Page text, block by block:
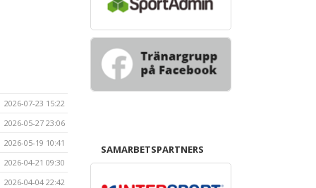
2026-07-23 15:22
2026-05-27 23:06
2026-05-19 10:41
2026-04-21 09:30
2026-04-04 22:42
SAMARBETSPARTNERS